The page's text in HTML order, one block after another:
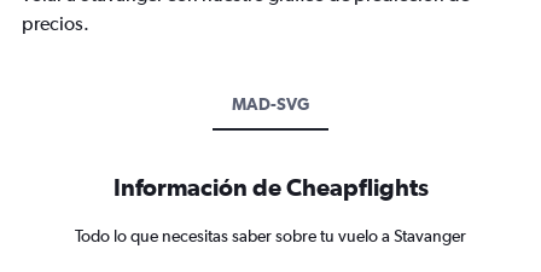
precios.
MAD-SVG
Información de Cheapflights
Todo lo que necesitas saber sobre tu vuelo a Stavanger